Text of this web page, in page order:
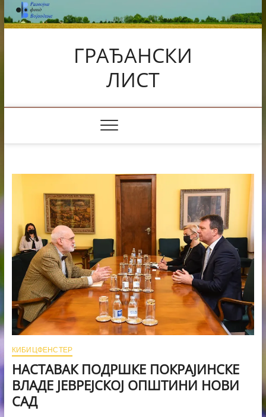
Skip
to
content
ГРАЂАНСКИ
ЛИСТ
КИБИЦФЕНСТЕР
НАСТАВАК ПОДРШКЕ ПОКРАЈИНСКЕ
ВЛАДЕ ЈЕВРЕЈСКОЈ ОПШТИНИ НОВИ
САД